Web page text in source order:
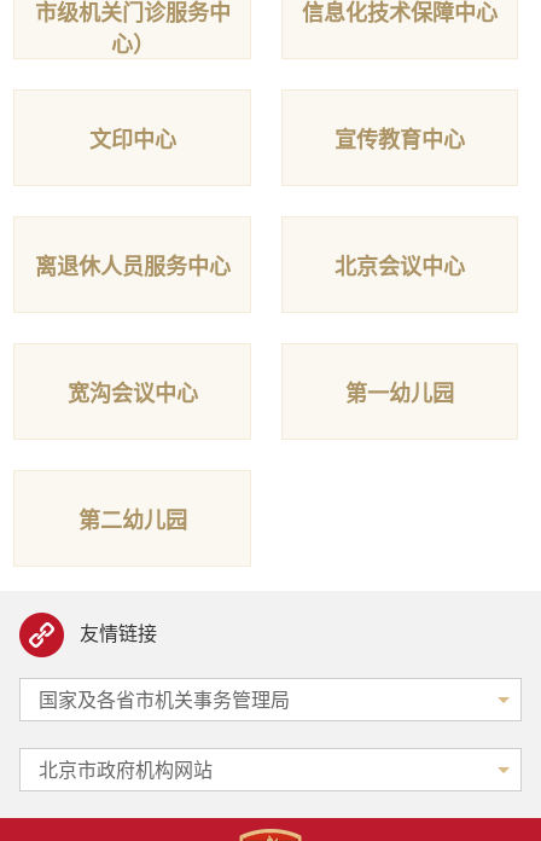
市级机关门诊服务中
心）
信息化技术保障中心
文印中心 宣传教育中心
离退休人员服务中心 北京会议中心
宽沟会议中心 第一幼儿园
第二幼儿园
友情链接
国家及各省市机关事务管理局
北京市政府机构网站